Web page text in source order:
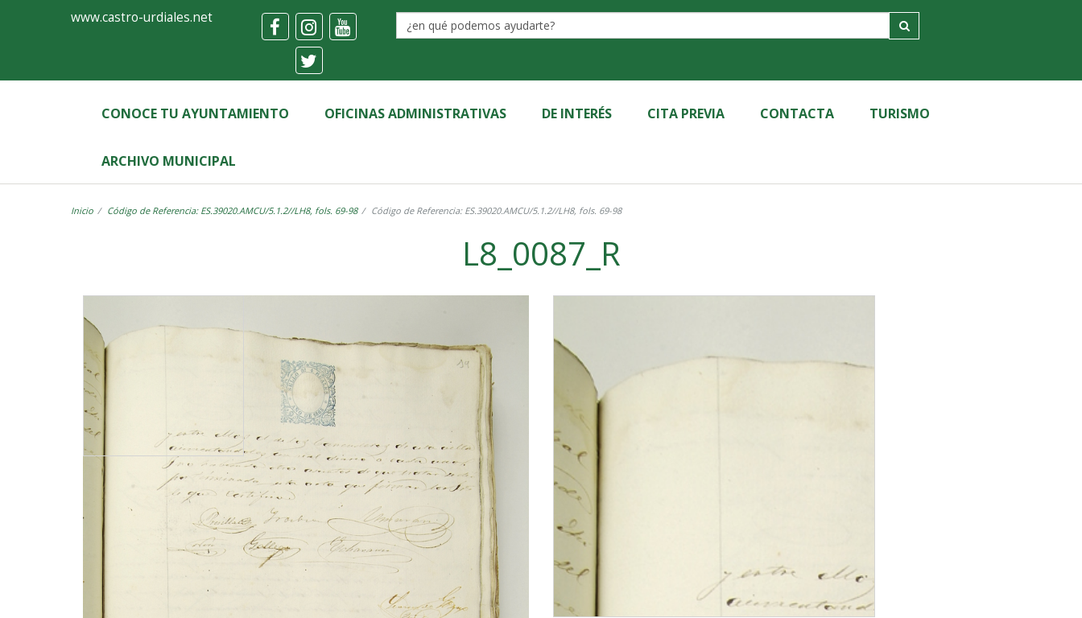
Ayuntamiento
Castro-
Urdiales
www.castro-urdiales.net
CONOCE TU AYUNTAMIENTO OFICINAS ADMINISTRATIVAS DE INTERÉS CITA PREVIA CONTACTA TURISMO
ARCHIVO MUNICIPAL
Inicio Código de Referencia: ES.39020.AMCU/5.1.2//LH8, fols. 69-98 Código de Referencia: ES.39020.AMCU/5.1.2//LH8, fols. 69-98
L8_0087_R